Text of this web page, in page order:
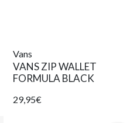
Vans
VANS ZIP WALLET
FORMULA BLACK
29,95€